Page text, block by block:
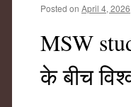
Posted on April 4, 2026
MSW
के बीच